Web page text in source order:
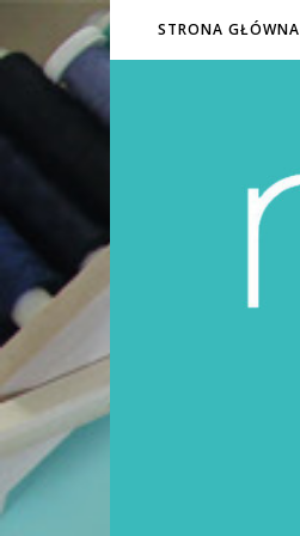
STRONA GŁÓWNA